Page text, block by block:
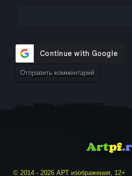
© 2014 - 2026 АРТ изображения, 12+